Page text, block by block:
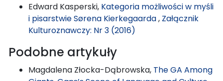
Edward Kasperski, Kategoria możliwości w myśli
i pisarstwie Sørena Kierkegaarda, Załącznik
Kulturoznawczy: Nr 3 (2016)
Podobne artykuły
Magdalena Złocka-Dąbrowska, The GA Among